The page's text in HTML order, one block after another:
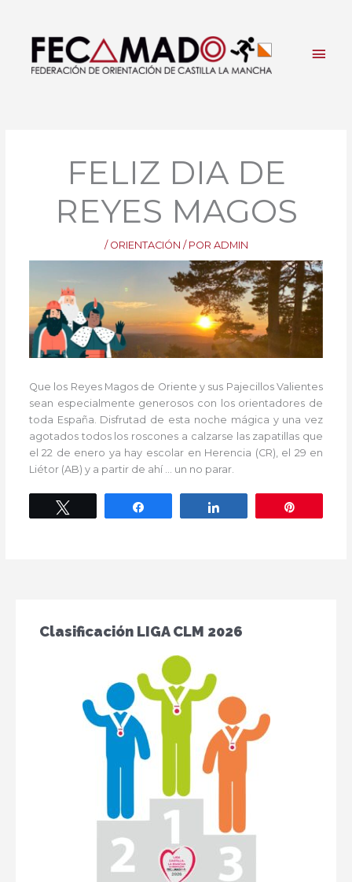
contenido
FELIZ DIA DE
REYES MAGOS
/ ORIENTACIÓN / POR ADMIN
Que los Reyes Magos de Oriente y sus Pajecillos Valientes
sean especialmente generosos con los orientadores de
toda España. Disfrutad de esta noche mágica y una vez
agotados todos los roscones a calzarse las zapatillas que
el 22 de enero ya hay escolar en Herencia (CR), el 29 en
Liétor (AB) y a partir de ahí … un no parar.
Clasificación LIGA CLM 2026